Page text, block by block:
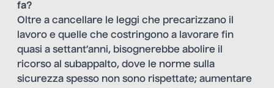
fa?
Oltre a cancellare le leggi che precarizzano il
lavoro e quelle che costringono a lavorare fin
quasi a settant’anni, bisognerebbe abolire il
ricorso al subappalto, dove le norme sulla
sicurezza spesso non sono rispettate; aumentare